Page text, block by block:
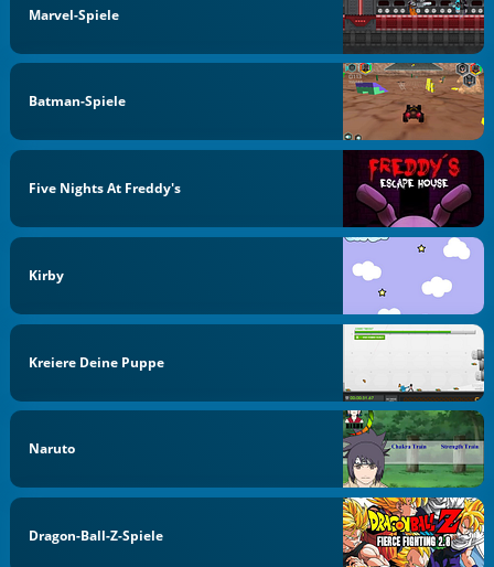
Marvel-Spiele
Batman-Spiele
Five Nights At Freddy's
Kirby
Kreiere Deine Puppe
Naruto
Dragon-Ball-Z-Spiele